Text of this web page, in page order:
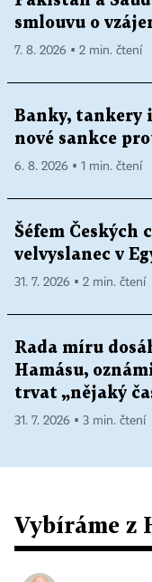
smlouvu o
7. 8. 2026 ▪ 2 min. čtení
Banky, tankery
nové sankce
6. 8. 2026 ▪ 1 min. čtení
Šéfem Českých
velvyslanec v
31. 7. 2026 ▪ 2 min. čtení
Rada míru
Hamásu,
trvat „nějaký
31. 7. 2026 ▪ 3 min. čtení
Vybíráme z